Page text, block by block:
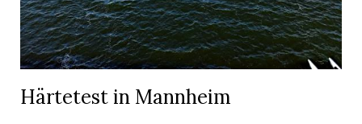
Härtetest in Mannheim